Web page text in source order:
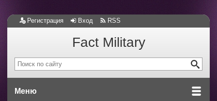
Регистрация Вход RSS
Fact Military
Меню